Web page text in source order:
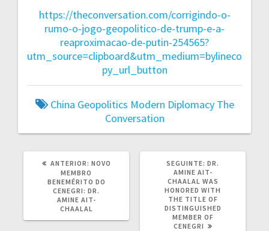
https://theconversation.com/corrigindo-o-
rumo-o-jogo-geopolitico-de-trump-e-a-
reaproximacao-de-putin-254565?
utm_source=clipboard&utm_medium=bylineco
py_url_button
China Geopolitics Modern Diplomacy The
Conversation
ANTERIOR: POST
ANTERIOR:
NOVO
MEMBRO
BENEMÉRITO DO
CENEGRI: DR.
AMINE AIT-
CHAALAL
SEGUINTE: POST
SEGUINTE:
DR.
AMINE AIT-
CHAALAL WAS
HONORED WITH
THE TITLE OF
DISTINGUISHED
MEMBER OF
CENEGRI